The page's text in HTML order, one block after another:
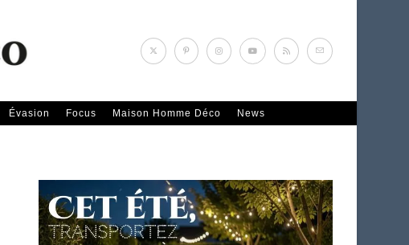
Évasion Focus Maison Homme Déco News